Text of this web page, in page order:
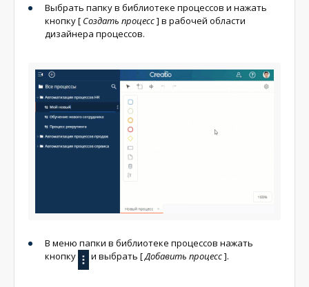
Выбрать папку в библиотеке процессов и нажать
кнопку[ Создать процесс] в рабочей области
дизайнера процессов.
В меню папки в библиотеке процессов нажать
кнопку
и выбрать [Добавить процесс].